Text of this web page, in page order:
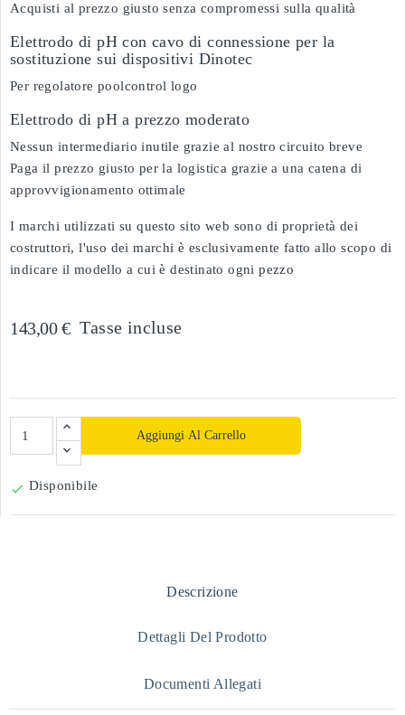
Acquisti al prezzo giusto senza compromessi sulla qualità
Elettrodo di pH con cavo di connessione per la
sostituzione sui dispositivi Dinotec
Per regolatore poolcontrol logo
Elettrodo di pH a prezzo moderato
Nessun intermediario inutile grazie al nostro circuito breve
Paga il prezzo giusto per la logistica grazie a una catena di
approvvigionamento ottimale
I marchi utilizzati su questo sito web sono di proprietà dei
costruttori, l'uso dei marchi è esclusivamente fatto allo scopo di
indicare il modello a cui è destinato ogni pezzo
143,00 € Tasse incluse
Aggiungi Al Carrello
 Disponibile
Descrizione
Dettagli Del Prodotto
Documenti Allegati